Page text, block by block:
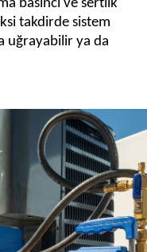
basıncı ve sertlik
takdirde sistem
uğrayabilir ya da